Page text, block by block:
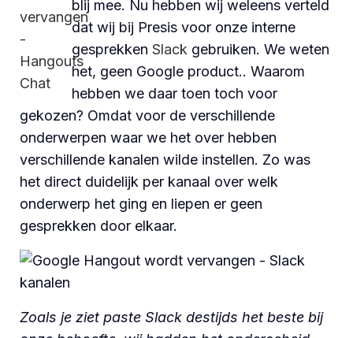
blij mee. Nu hebben wij weleens verteld
dat wij bij Presis voor onze interne
gesprekken Slack gebruiken. We weten
het, geen Google product.. Waarom
hebben we daar toen toch voor
gekozen? Omdat voor de verschillende
onderwerpen waar we het over hebben
verschillende kanalen wilde instellen. Zo was
het direct duidelijk per kanaal over welk
onderwerp het ging en liepen er geen
gesprekken door elkaar.
Zoals je ziet paste Slack destijds het beste bij